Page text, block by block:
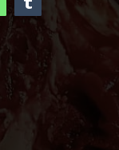
Tumblr